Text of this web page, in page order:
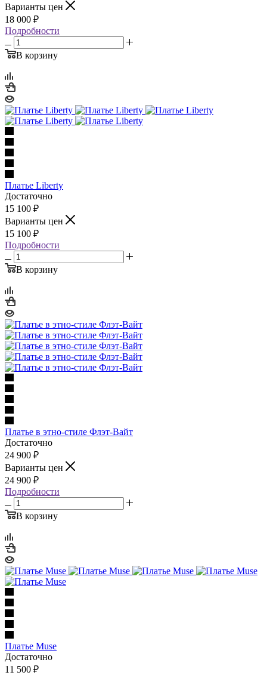
Варианты цен
18 000 ₽
Подробности
В корзину
Платье Liberty
Достаточно
15 100 ₽
Варианты цен
15 100 ₽
Подробности
В корзину
Платье в этно-стиле Флэт-Вайт
Достаточно
24 900 ₽
Варианты цен
24 900 ₽
Подробности
В корзину
Платье Muse
Достаточно
11 500 ₽